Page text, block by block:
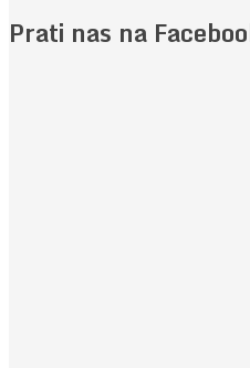
Prati nas na